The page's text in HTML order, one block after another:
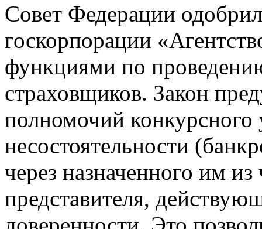
Совет Федерации
госкорпорации
функциями по
страховщиков. Закон
полномочий
несостоятельности
через назначенного им
представителя,